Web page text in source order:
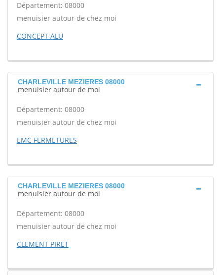
Département: 08000
menuisier autour de chez moi
CONCEPT ALU
CHARLEVILLE MEZIERES 08000
menuisier autour de moi
Département: 08000
menuisier autour de chez moi
EMC FERMETURES
CHARLEVILLE MEZIERES 08000
menuisier autour de moi
Département: 08000
menuisier autour de chez moi
CLEMENT PIRET